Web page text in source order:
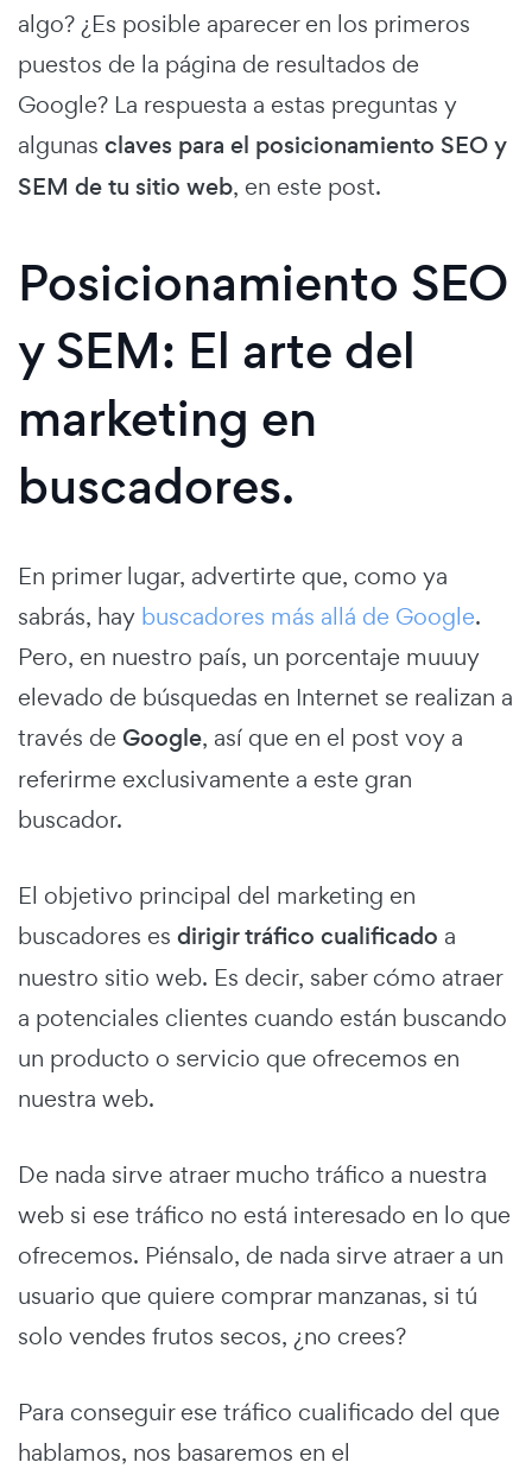
algo? ¿Es posible aparecer en los primeros
puestos de la página de resultados de
Google? La respuesta a estas preguntas y
algunas claves para el posicionamiento SEO y
SEM de tu sitio web, en este post.
Posicionamiento SEO
y SEM: El arte del
marketing en
buscadores.
En primer lugar, advertirte que, como ya
sabrás, hay buscadores más allá de Google.
Pero, en nuestro país, un porcentaje muuuy
elevado de búsquedas en Internet se realizan a
través de Google, así que en el post voy a
referirme exclusivamente a este gran
buscador.
El objetivo principal del marketing en
buscadores es dirigir tráfico cualificado a
nuestro sitio web. Es decir, saber cómo atraer
a potenciales clientes cuando están buscando
un producto o servicio que ofrecemos en
nuestra web.
De nada sirve atraer mucho tráfico a nuestra
web si ese tráfico no está interesado en lo que
ofrecemos. Piénsalo, de nada sirve atraer a un
usuario que quiere comprar manzanas, si tú
solo vendes frutos secos, ¿no crees?
Para conseguir ese tráfico cualificado del que
hablamos, nos basaremos en el